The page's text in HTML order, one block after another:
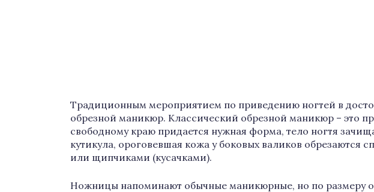
Традиционным мероприятием по приведению ногтей в
обрезной маникюр. Классический обрезной маникюр – это
свободному краю придается нужная форма, тело ногтя
кутикула, ороговевшая кожа у боковых валиков
или щипчиками (кусачками).
Ножницы напоминают обычные маникюрные, но по размеру